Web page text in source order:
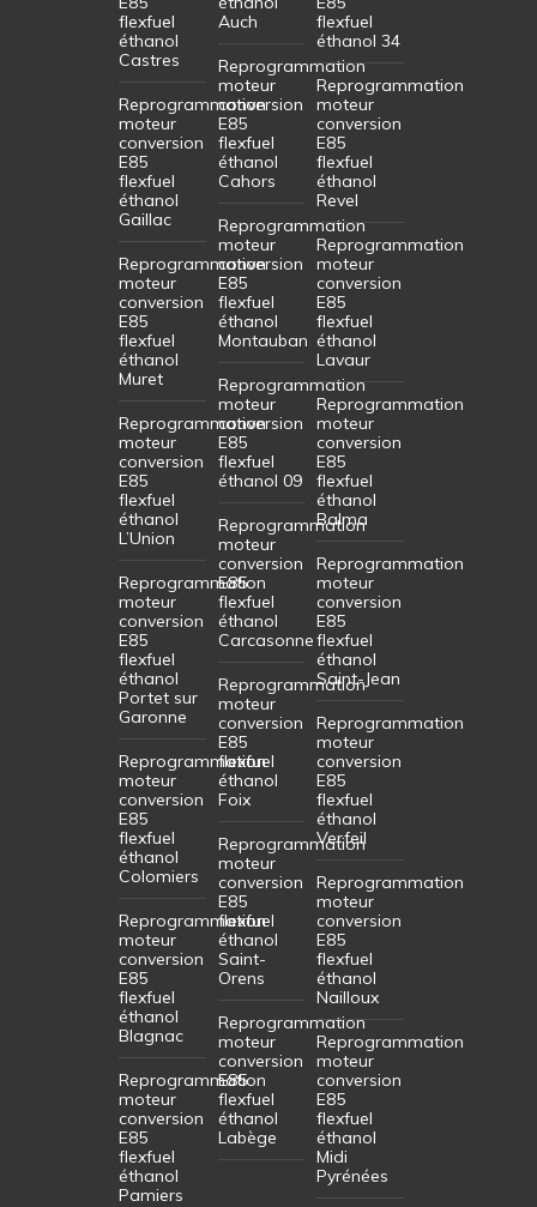
flexfuel
éthanol
Castres
Reprogrammation
moteur
conversion
E85
flexfuel
éthanol
Gaillac
Reprogrammation
moteur
conversion
E85
flexfuel
éthanol
Muret
Reprogrammation
moteur
conversion
E85
flexfuel
éthanol
L’Union
Reprogrammation
moteur
conversion
E85
flexfuel
éthanol
Portet sur
Garonne
Reprogrammation
moteur
conversion
E85
flexfuel
éthanol
Colomiers
Reprogrammation
moteur
conversion
E85
flexfuel
éthanol
Blagnac
Reprogrammation
moteur
conversion
E85
flexfuel
éthanol
Pamiers
Auch
Reprogrammation
moteur
conversion
E85
flexfuel
éthanol
Cahors
Reprogrammation
moteur
conversion
E85
flexfuel
éthanol
Montauban
Reprogrammation
moteur
conversion
E85
flexfuel
éthanol 09
Reprogrammation
moteur
conversion
E85
flexfuel
éthanol
Carcasonne
Reprogrammation
moteur
conversion
E85
flexfuel
éthanol
Foix
Reprogrammation
moteur
conversion
E85
flexfuel
éthanol
Saint-
Orens
Reprogrammation
moteur
conversion
E85
flexfuel
éthanol
Labège
flexfuel
éthanol 34
Reprogrammation
moteur
conversion
E85
flexfuel
éthanol
Revel
Reprogrammation
moteur
conversion
E85
flexfuel
éthanol
Lavaur
Reprogrammation
moteur
conversion
E85
flexfuel
éthanol
Balma
Reprogrammation
moteur
conversion
E85
flexfuel
éthanol
Saint-Jean
Reprogrammation
moteur
conversion
E85
flexfuel
éthanol
Verfeil
Reprogrammation
moteur
conversion
E85
flexfuel
éthanol
Nailloux
Reprogrammation
moteur
conversion
E85
flexfuel
éthanol
Midi
Pyrénées